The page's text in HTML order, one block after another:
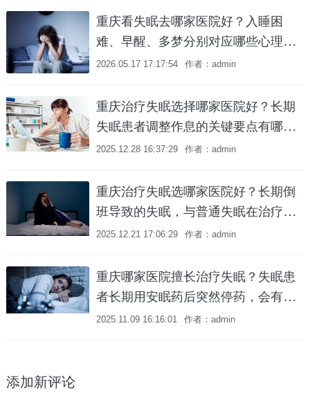
重庆看失眠去哪家医院好？入睡困
难、早醒、多梦分别对应哪些心理和
身体病因？
2026.05.17 17:17:54 作者：admin
重庆治疗失眠选择哪家医院好？长期
失眠患者调整作息的关键要点有哪
些？
2025.12.28 16:37:29 作者：admin
重庆治疗失眠选哪家医院好？长期倒
班导致的失眠，与普通失眠在治疗上
有何不同侧重点？
2025.12.21 17:06:29 作者：admin
重庆哪家医院擅长治疗失眠？失眠患
者长期用安眠药后突然停药，会有哪
些戒断反应？
2025.11.09 16:16:01 作者：admin
添加新评论